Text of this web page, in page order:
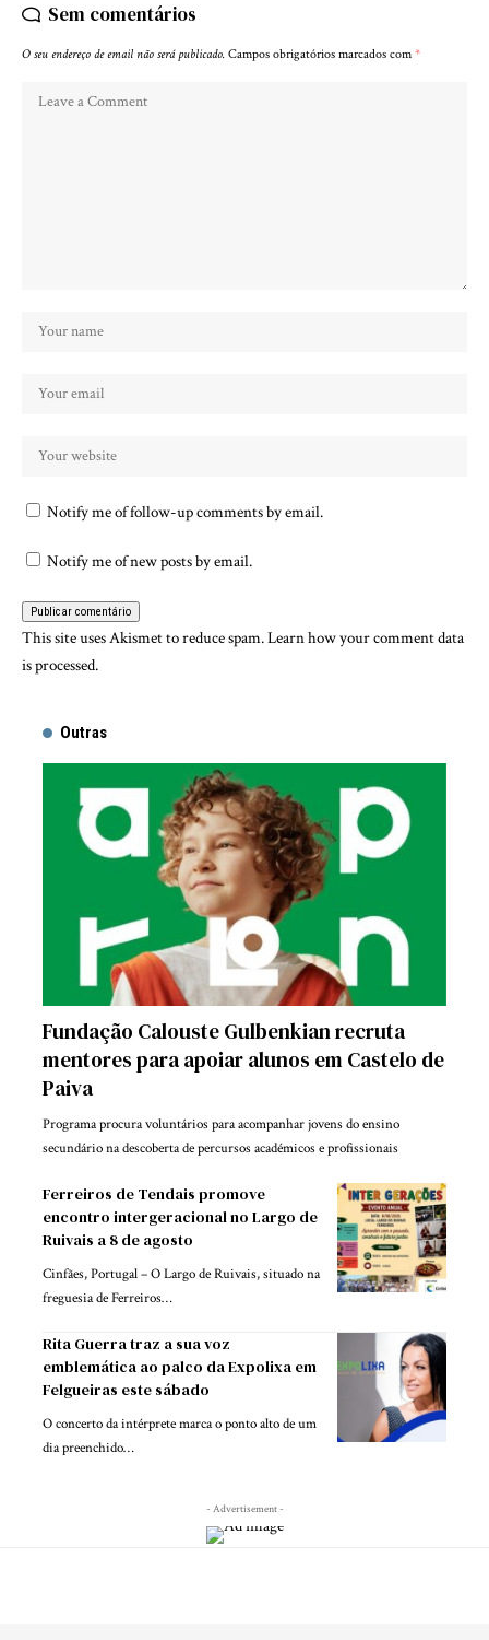
Sem comentários
O seu endereço de email não será publicado. Campos obrigatórios marcados com *
Notify me of follow-up comments by email.
Notify me of new posts by email.
This site uses Akismet to reduce spam.Learn how your comment data
is processed.
Outras
Fundação Calouste Gulbenkian recruta
mentores para apoiar alunos em Castelo de
Paiva
Programa procura voluntários para acompanhar jovens do ensino
secundário na descoberta de percursos académicos e profissionais
Ferreiros de Tendais promove
encontro intergeracional no Largo de
Ruivais a 8 de agosto
Cinfães, Portugal – O Largo de Ruivais, situado na
freguesia de Ferreiros…
Rita Guerra traz a sua voz
emblemática ao palco da Expolixa em
Felgueiras este sábado
O concerto da intérprete marca o ponto alto de um
dia preenchido…
- Advertisement -